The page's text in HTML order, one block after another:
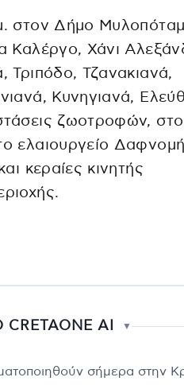
στον Δήμο
Καλέργο, Χάνι
Τριπόδο, Τζανακιανά,
Κυνηγιανά,
ζωοτροφών, στο
ελαιουργείο
κεραίες κινητής
AI ▼
σήμερα στην